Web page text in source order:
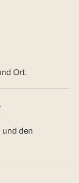
Ort.
und den